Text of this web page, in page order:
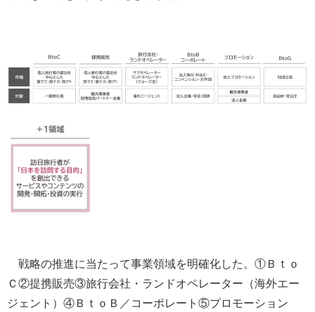
戦略の推進に当たって事業領域を明確化した。①Ｂｔｏ
Ｃ②提携販売③旅行会社・ランドオペレーター（海外エー
ジェント）④ＢｔｏＢ／コーポレート⑤プロモーション